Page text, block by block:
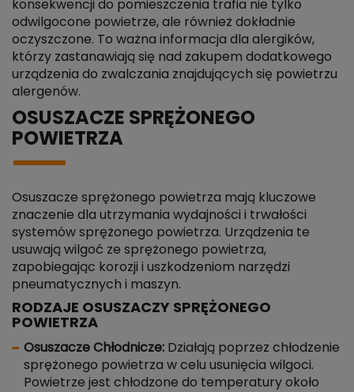
konsekwencji do pomieszczenia trafia nie tylko
odwilgocone powietrze, ale również dokładnie
oczyszczone. To ważna informacja dla alergików,
którzy zastanawiają się nad zakupem dodatkowego
urządzenia do zwalczania znajdujących się powietrzu
alergenów.
OSUSZACZE SPRĘŻONEGO
POWIETRZA
Osuszacze sprężonego powietrza mają kluczowe
znaczenie dla utrzymania wydajności i trwałości
systemów sprężonego powietrza. Urządzenia te
usuwają wilgoć ze sprężonego powietrza,
zapobiegając korozji i uszkodzeniom narzędzi
pneumatycznych i maszyn.
RODZAJE OSUSZACZY SPRĘŻONEGO
POWIETRZA
Osuszacze Chłodnicze: Działają poprzez chłodzenie
sprężonego powietrza w celu usunięcia wilgoci.
Powietrze jest chłodzone do temperatury około